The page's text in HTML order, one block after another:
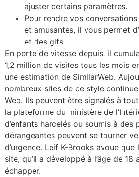
ajuster certains paramètres.
Pour rendre vos
et amusantes, il vous permet
et des gifs.
En perte de vitesse depuis, il
1,2 million de visites tous les mois
une estimation de SimilarWeb.
nombreux sites de ce style
Web. Ils peuvent être signalés à
la plateforme du ministère de
d’enfants harcelés ou soumis à des
dérangeantes peuvent se tourner
d’urgence. Leif K-Brooks avoue
site, qu’il a développé à l’âge de 18
échapper.